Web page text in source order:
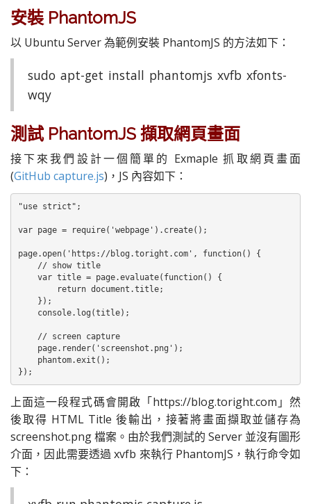
安裝 PhantomJS
以 Ubuntu Server 為範例安裝 PhantomJS 的方法如下：
sudo apt-get install phantomjs xvfb xfonts-
wqy
測試 PhantomJS 擷取網頁畫面
接下來我們設計一個簡單的 Exmaple 抓取網頁畫面
(GitHub capture.js)，JS 內容如下：
"use strict";
var page = require('webpage').create();
page.open('https://blog.toright.com', function() {
    // show title
    var title = page.evaluate(function() {
        return document.title;
    });
    console.log(title);
    // screen capture
    page.render('screenshot.png');
    phantom.exit();
});
上面這一段程式碼會開啟「https://blog.toright.com」然
後取得 HTML Title 後輸出，接著將畫面擷取並儲存為
screenshot.png 檔案。由於我們測試的 Server 並沒有圖形
介面，因此需要透過 xvfb 來執行 PhantomJS，執行命令如
下：